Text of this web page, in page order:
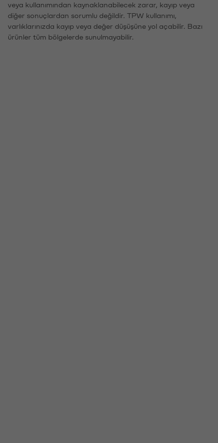
veya kullanımından kaynaklanabilecek zarar, kayıp veya
diğer sonuçlardan sorumlu değildir. TPW kullanımı,
varlıklarınızda kayıp veya değer düşüşüne yol açabilir. Bazı
ürünler tüm bölgelerde sunulmayabilir.